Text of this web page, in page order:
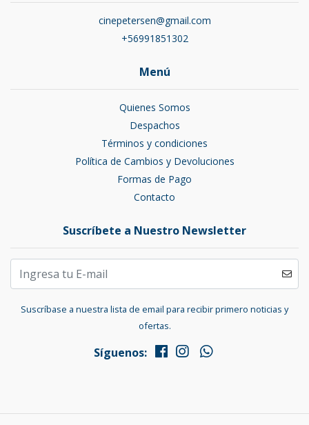
cinepetersen@gmail.com
+56991851302
Menú
Quienes Somos
Despachos
Términos y condiciones
Política de Cambios y Devoluciones
Formas de Pago
Contacto
Suscríbete a Nuestro Newsletter
Suscríbase a nuestra lista de email para recibir primero noticias y
ofertas.
Síguenos: